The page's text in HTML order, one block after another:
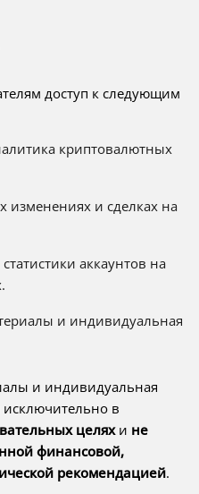
доступ к следующим
криптовалютных
и сделках на
аккаунтов на
и индивидуальная
и индивидуальная
исключительно в
целяхи не
финансовой,
рекомендацией.